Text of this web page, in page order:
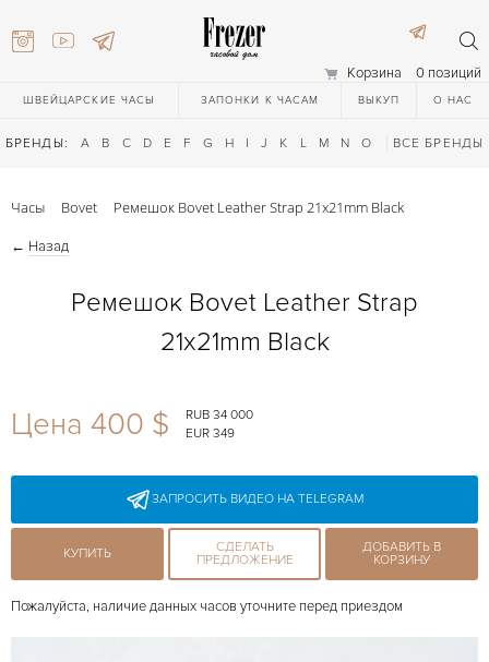
Корзина 0 позиций
ШВЕЙЦАРСКИЕ ЧАСЫ ЗАПОНКИ К ЧАСАМ ВЫКУП О НАС
БРЕНДЫ: A B C D E F G H I J K L M N O Q R S T
ВСЕ БРЕНДЫ
27-44
Часы Bovet Ремешок Bovet Leather Strap 21x21mm Black
← Назад
Ремешок Bovet Leather Strap
21x21mm Black
Цена 400 $
RUB 34 000
EUR 349
ЗАПРОСИТЬ ВИДЕО НА TELEGRAM
КУПИТЬ
СДЕЛАТЬ
ПРЕДЛОЖЕНИЕ
ДОБАВИТЬ В
КОРЗИНУ
Пожалуйста, наличие данных часов уточните перед приездом